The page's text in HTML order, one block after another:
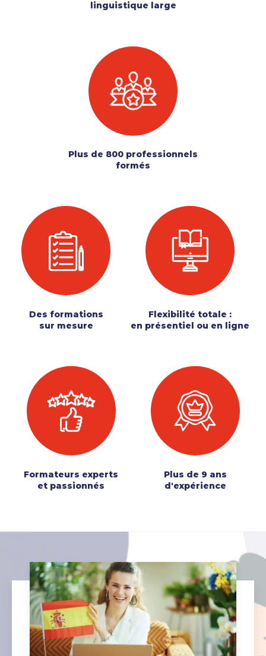
linguistique large
Plus de 800 professionnels
formés
Des formations
sur mesure
Flexibilité totale :
en présentiel ou en ligne
Formateurs experts
et passionnés
Plus de 9 ans
d'expérience